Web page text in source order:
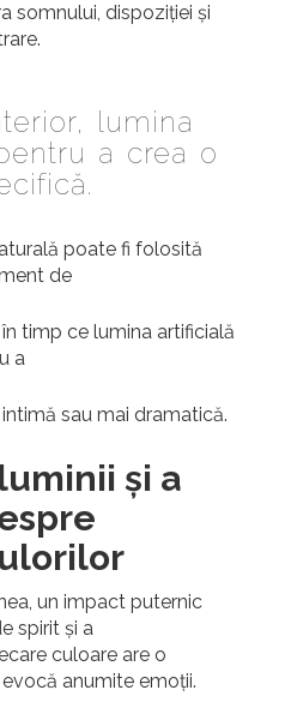
somnului, dispoziției și
lumina
a crea o
poate fi folosită
de
timp ce lumina artificială
a
sau mai dramatică.
și a
un impact puternic
spirit și a
culoare are o
anumite emoții.